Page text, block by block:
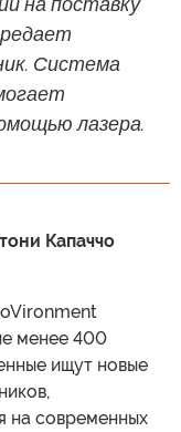
Система
лазера.
Капаччо
менее 400
ищут новые
на современных